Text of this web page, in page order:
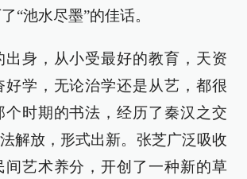
“池水尽墨”的佳话。
出身，从小受最好的教育，天资
好学，无论治学还是从艺，都很
个时期的书法，经历了秦汉之交
解放，形式出新。张芝广泛吸收
间艺术养分，开创了一种新的草